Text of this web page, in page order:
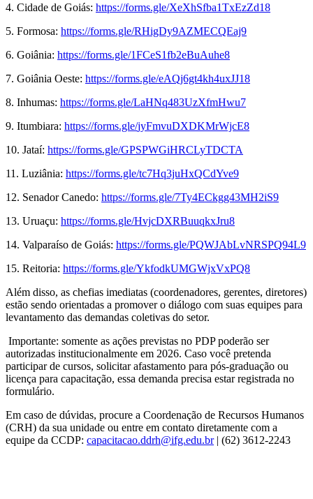
4. Cidade de Goiás: https://forms.gle/XeXhSfba1TxEzZd18
5. Formosa: https://forms.gle/RHigDy9AZMECQEaj9
6. Goiânia: https://forms.gle/1FCeS1fb2eBuAuhe8
7. Goiânia Oeste: https://forms.gle/eAQj6gt4kh4uxJJ18
8. Inhumas: https://forms.gle/LaHNq483UzXfmHwu7
9. Itumbiara: https://forms.gle/jyFmvuDXDKMrWjcE8
10. Jataí: https://forms.gle/GPSPWGiHRCLyTDCTA
11. Luziânia: https://forms.gle/tc7Hq3juHxQCdYve9
12. Senador Canedo: https://forms.gle/7Ty4ECkgg43MH2iS9
13. Uruaçu: https://forms.gle/HvjcDXRBuuqkxJru8
14. Valparaíso de Goiás: https://forms.gle/PQWJAbLvNRSPQ94L9
15. Reitoria: https://forms.gle/YkfodkUMGWjxVxPQ8
Além disso, as chefias imediatas (coordenadores, gerentes, diretores)
estão sendo orientadas a promover o diálogo com suas equipes para
levantamento das demandas coletivas do setor.
Importante: somente as ações previstas no PDP poderão ser
autorizadas institucionalmente em 2026. Caso você pretenda
participar de cursos, solicitar afastamento para pós-graduação ou
licença para capacitação, essa demanda precisa estar registrada no
formulário.
Em caso de dúvidas, procure a Coordenação de Recursos Humanos
(CRH) da sua unidade ou entre em contato diretamente com a
equipe da CCDP: capacitacao.ddrh@ifg.edu.br| (62) 3612-2243